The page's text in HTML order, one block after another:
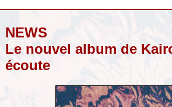
NEWS
Le nouvel album de
écoute